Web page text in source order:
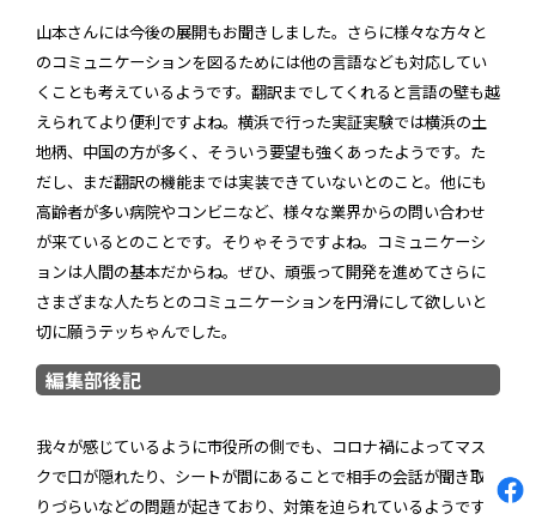
山本さんには今後の展開もお聞きしました。さらに様々な方々と
のコミュニケーションを図るためには他の言語なども対応してい
くことも考えているようです。翻訳までしてくれると言語の壁も越
えられてより便利ですよね。横浜で行った実証実験では横浜の土
地柄、中国の方が多く、そういう要望も強くあったようです。た
だし、まだ翻訳の機能までは実装できていないとのこと。他にも
高齢者が多い病院やコンビニなど、様々な業界からの問い合わせ
が来ているとのことです。そりゃそうですよね。コミュニケーシ
ョンは人間の基本だからね。ぜひ、頑張って開発を進めてさらに
さまざまな人たちとのコミュニケーションを円滑にして欲しいと
切に願うテッちゃんでした。
編集部後記
我々が感じているように市役所の側でも、コロナ禍によってマス
クで口が隠れたり、シートが間にあることで相手の会話が聞き取
りづらいなどの問題が起きており、対策を迫られているようです。